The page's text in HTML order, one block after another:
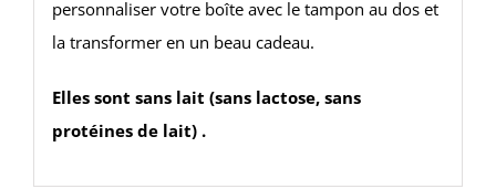
personnaliser votre boîte avec le tampon au dos et
la transformer en un beau cadeau.
Elles sont sans lait (sans lactose, sans
protéines de lait) .